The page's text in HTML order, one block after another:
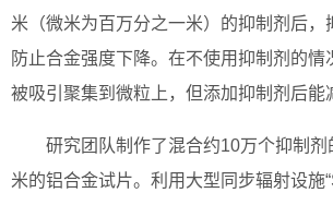
米（微米为百万分之一米）的抑制剂后，
防止合金强度下降。在不使用抑制剂的情
被吸引聚集到微粒上，但添加抑制剂后能
研究团队制作了混合约10万个抑制
米的铝合金试片。利用大型同步辐射设施